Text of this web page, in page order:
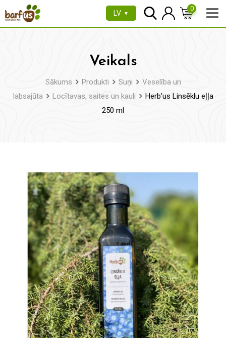
uz
LV ▼
0
Veikals
Sākums Produkti Suņi
Veselība un
labsajūta
Locītavas, saites un kauli
Herb’us Linsēklu eļļa
250 ml